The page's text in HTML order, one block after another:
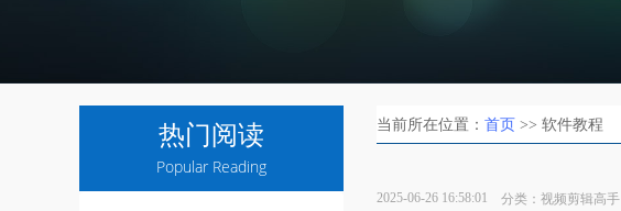
热门阅读
Popular Reading
当前所在位置： 首页 >> 软件教程
2025-06-26 16:58:01 分类： 视频剪辑高手